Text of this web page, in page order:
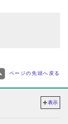
ページの先頭へ戻る
表示